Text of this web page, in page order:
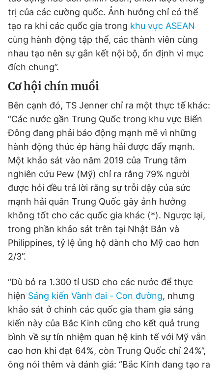
© 2003-2026 Bản quyền thuộc về Báo Thanh Niên. Cấm sao
chép dưới mọi hình thức nếu không có sự chấp thuận bằng văn
bản. Phát triển bởi ePi Technologies, JSC.
trị của các cường quốc. Ảnh hưởng chỉ có thể
tạo ra khi các quốc gia trong khu vực ASEAN
cùng hành động tập thể, các thành viên cùng
nhau tạo nên sự gắn kết nội bộ, ổn định vì mục
đích chung”.
Cơ hội chín muồi
Bên cạnh đó, TS Jenner chỉ ra một thực tế khác:
“Các nước gần Trung Quốc trong khu vực Biển
Đông đang phải báo động mạnh mẽ vì những
hành động thúc ép hàng hải được đẩy mạnh.
Một khảo sát vào năm 2019 của Trung tâm
nghiên cứu Pew (Mỹ) chỉ ra rằng 79% người
được hỏi đều trả lời rằng sự trỗi dậy của sức
mạnh hải quân Trung Quốc gây ảnh hưởng
không tốt cho các quốc gia khác (*). Ngược lại,
trong phần khảo sát trên tại Nhật Bản và
Philippines, tỷ lệ ủng hộ dành cho Mỹ cao hơn
2/3”.
“Dù bỏ ra 1.300 tỉ USD cho các nước để thực
hiện Sáng kiến Vành đai - Con đường, nhưng
khảo sát ở chính các quốc gia tham gia sáng
kiến này của Bắc Kinh cũng cho kết quả trung
bình về sự tín nhiệm quan hệ kinh tế với Mỹ vẫn
cao hơn khi đạt 64%, còn Trung Quốc chỉ 24%”,
ông nói thêm và đánh giá: “Bắc Kinh đang tạo ra